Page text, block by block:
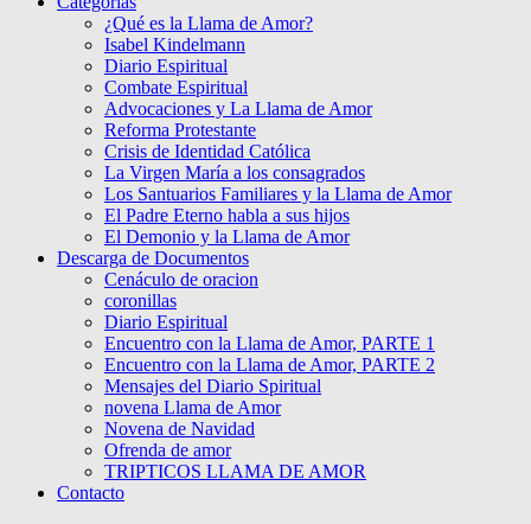
¿Qué es la Llama de Amor?
Isabel Kindelmann
Diario Espiritual
Combate Espiritual
Advocaciones y La Llama de Amor
Reforma Protestante
Crisis de Identidad Católica
La Virgen María a los consagrados
Los Santuarios Familiares y la Llama de Amor
El Padre Eterno habla a sus hijos
El Demonio y la Llama de Amor
Descarga de Documentos
Cenáculo de oracion
coronillas
Diario Espiritual
Encuentro con la Llama de Amor, PARTE 1
Encuentro con la Llama de Amor, PARTE 2
Mensajes del Diario Spiritual
novena Llama de Amor
Novena de Navidad
Ofrenda de amor
TRIPTICOS LLAMA DE AMOR
Contacto